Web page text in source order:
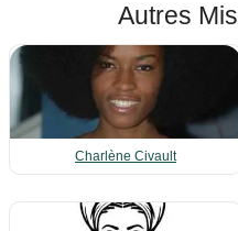
Autres
Charlène Civault